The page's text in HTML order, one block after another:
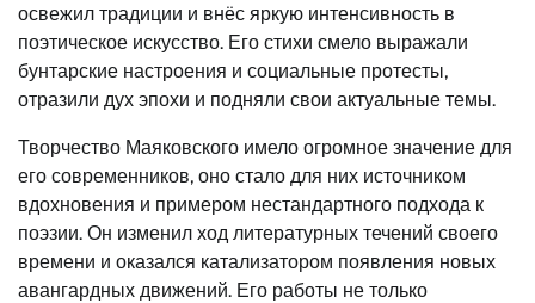
освежил традиции и внёс яркую интенсивность в
поэтическое искусство. Его стихи смело выражали
бунтарские настроения и социальные протесты,
отразили дух эпохи и подняли свои актуальные темы.
Творчество Маяковского имело огромное значение для
его современников, оно стало для них источником
вдохновения и примером нестандартного подхода к
поэзии. Он изменил ход литературных течений своего
времени и оказался катализатором появления новых
авангардных движений. Его работы не только